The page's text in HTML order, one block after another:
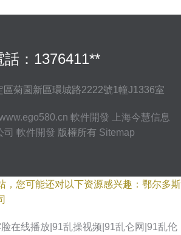
話：1376411**
區菊園新區環城路2222號1幢J1336室
軟件開發
上海今慧信息
司 軟件開發 版權所有 Sitemap
，您可能还对以下资源感兴趣：鄂尔多斯
在线播放|91乱操视频|91乱仑网|91乱伦